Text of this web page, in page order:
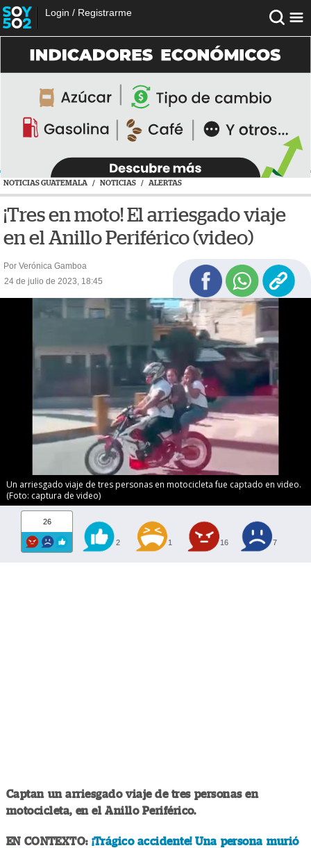
Login / Registrarme
NOTICIAS GUATEMALA / NOTICIAS / ALERTAS
¡Tres en moto! El arriesgado viaje
en el Anillo Periférico (video)
Por Verónica Gamboa
24 de julio de 2023, 18:45
Un arriesgado viaje de tres personas en motocicleta fue captado en video.
(Foto: captura de video)
26
2 1 16 7
Captan un arriesgado viaje de tres personas en
motocicleta, en el Anillo Periférico.
EN CONTEXTO: ¡Trágico accidente! Una persona murió